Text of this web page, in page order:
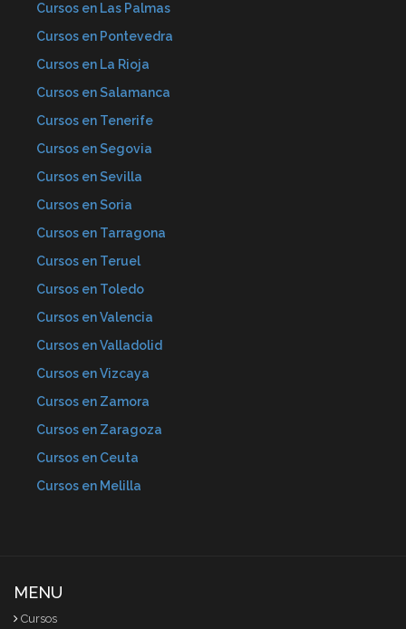
Cursos en Las Palmas
Cursos en Pontevedra
Cursos en La Rioja
Cursos en Salamanca
Cursos en Tenerife
Cursos en Segovia
Cursos en Sevilla
Cursos en Soria
Cursos en Tarragona
Cursos en Teruel
Cursos en Toledo
Cursos en Valencia
Cursos en Valladolid
Cursos en Vizcaya
Cursos en Zamora
Cursos en Zaragoza
Cursos en Ceuta
Cursos en Melilla
MENU
Cursos